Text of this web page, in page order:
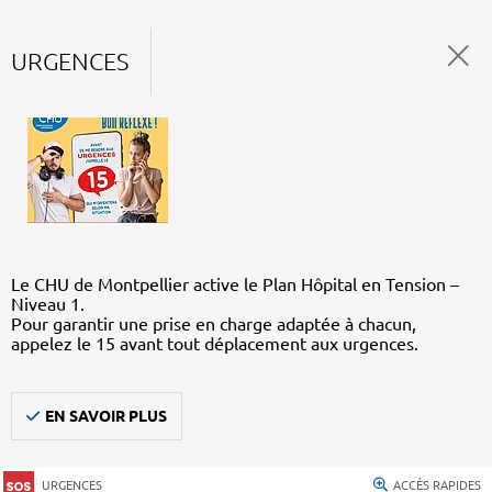
URGENCES
Le CHU de Montpellier active le Plan Hôpital en Tension –
Niveau 1.
Pour garantir une prise en charge adaptée à chacun,
appelez le 15 avant tout déplacement aux urgences.
EN SAVOIR PLUS
URGENCES ACCÈS RAPIDES